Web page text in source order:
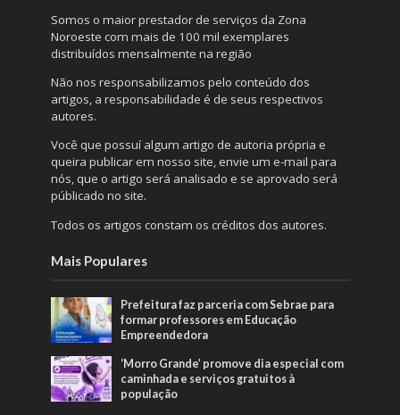
Somos o maior prestador de serviços da Zona
Noroeste com mais de 100 mil exemplares
distribuídos mensalmente na região
Não nos responsabilizamos pelo conteúdo dos
artigos, a responsabilidade é de seus respectivos
autores.
Você que possuí algum artigo de autoria própria e
queira publicar em nosso site, envie um e-mail para
nós, que o artigo será analisado e se aprovado será
públicado no site.
Todos os artigos constam os créditos dos autores.
Mais Populares
Prefeitura faz parceria com Sebrae para
formar professores em Educação
Empreendedora
‘Morro Grande’ promove dia especial com
caminhada e serviços gratuitos à
população